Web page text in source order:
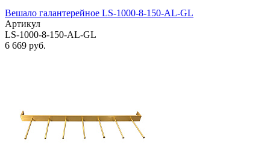
Вешало галантерейное LS-1000-8-150-AL-GL
Артикул
LS-1000-8-150-AL-GL
6 669 руб.